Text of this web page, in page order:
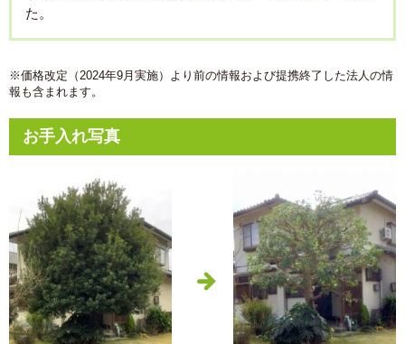
た。
※価格改定（2024年9月実施）より前の情報および提携終了した法人の情
報も含まれます。
お手入れ写真